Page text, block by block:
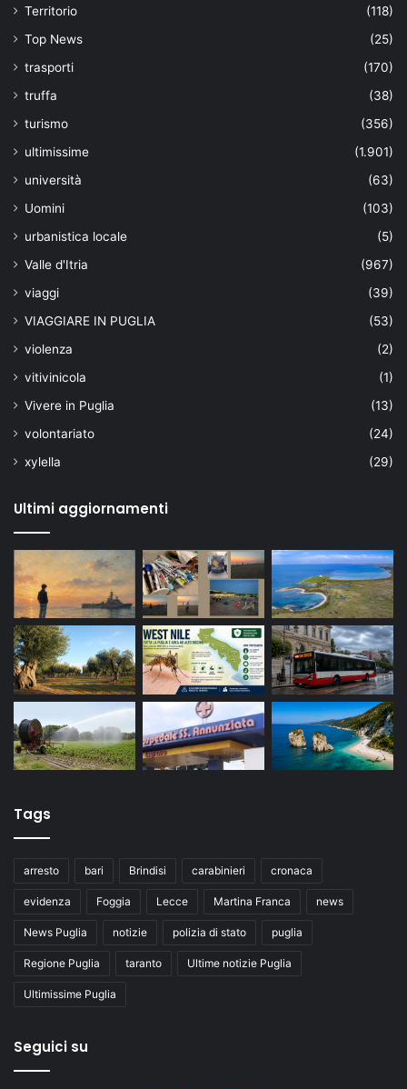
Territorio
(118)
Top News
(25)
trasporti
(170)
truffa
(38)
turismo
(356)
ultimissime
(1.901)
università
(63)
Uomini
(103)
urbanistica locale
(5)
Valle d'Itria
(967)
viaggi
(39)
VIAGGIARE IN PUGLIA
(53)
violenza
(2)
vitivinicola
(1)
Vivere in Puglia
(13)
volontariato
(24)
xylella
(29)
Ultimi aggiornamenti
Tags
arresto bari Brindisi carabinieri cronaca
evidenza Foggia Lecce Martina Franca news
News Puglia notizie polizia di stato puglia
Regione Puglia taranto Ultime notizie Puglia
Ultimissime Puglia
Seguici su